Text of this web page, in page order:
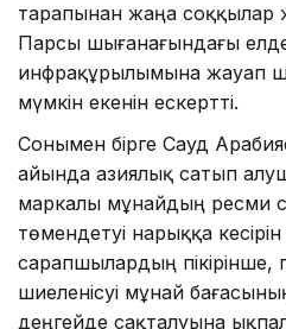
тарапынан жаңа соққылар
Парсы шығанағындағы
инфрақұрылымына жауап
мүмкін екенін ескертті.
Сонымен бірге Сауд
айында азиялық сатып
маркалы мұнайдың ресми
төмендетуі нарыққа
сарапшылардың пікірінше,
шиеленісуі мұнай
деңгейде сақталуына